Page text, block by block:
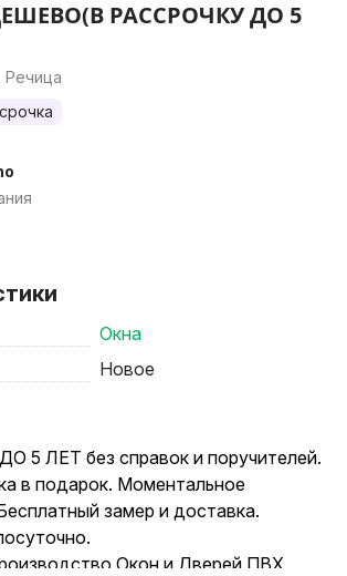
РАССРОЧКУ ДО 5
Речица
Окна
Новое
5 ЛЕТ без справок и поручителей.
в подарок. Моментальное
замер и доставка.
Окон и Дверей ПВХ